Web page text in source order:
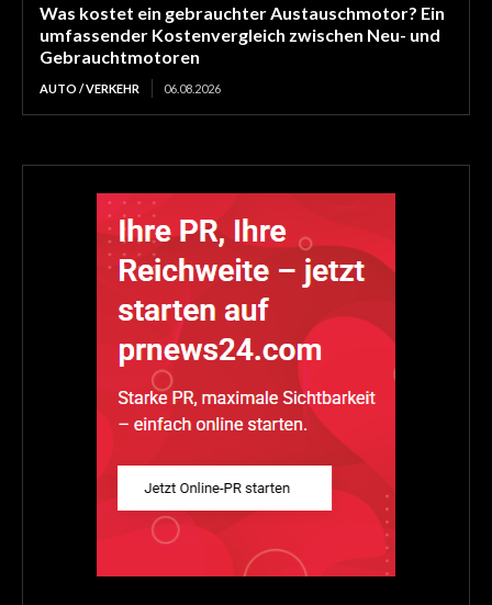
Was kostet ein gebrauchter Austauschmotor? Ein
umfassender Kostenvergleich zwischen Neu- und
Gebrauchtmotoren
AUTO / VERKEHR 06.08.2026